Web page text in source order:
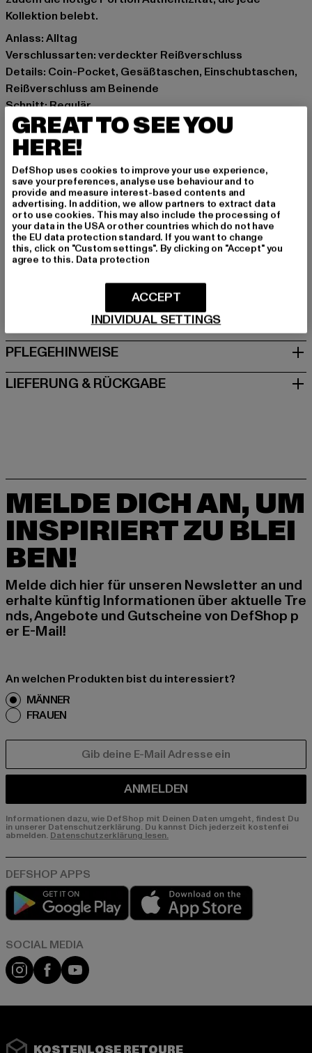
Kollektion belebt.
Anlass: Alltag
Verschlussarten: verdeckter Reißverschluss
Details: Coin-Pocket, Gesäßtaschen, Einschubtaschen,
Reißverschluss am Beinende
Schnitt: Regulär
Marke: Urban Classics
Kat.: Straight Fit Jeans
Farbe: blau
Hersteller Farbe: new mid blue washed
Materialzusammensetzung: 100% Baumwolle
Art.Nr: TB6640-12688
Hersteller: TB International GmbH |info@tbint.de
Dr.-Robert-Murjahn-Straße 7 | 64372 Ober-Ramstadt |
GRÖSSE & PASSFORM
PFLEGEHINWEISE
LIEFERUNG & RÜCKGABE
MELDE DICH AN, UM
INSPIRIERT ZU BLEI
BEN!
Melde dich hier für unseren Newsletter an und
erhalte künftig Informationen über aktuelle Tre
nds, Angebote und Gutscheine von DefShop p
er E-Mail!
An welchen Produkten bist du interessiert?
MÄNNER
FRAUEN
ANMELDEN
Informationen dazu, wie DefShop mit Deinen Daten umgeht, findest Du
in unserer Datenschutzerklärung. Du kannst Dich jederzeit kostenfei
abmelden. Datenschutzerklärung lesen.
Play market
Instagram
FacebookYouTube
GREAT TO SEE YOU
HERE!
DefShop uses cookies to improve your use experience,
save your preferences, analyse use behaviour and to
provide and measure interest-based contents and
advertising. In addition, we allow partners to extract data
or to use cookies. This may also include the processing of
your data in the USA or other countries which do not have
the EU data protection standard. If you want to change
this, click on "Custom settings". By clicking on "Accept" you
agree to this. Data protection
INDIVIDUAL SETTINGS
ACCEPT